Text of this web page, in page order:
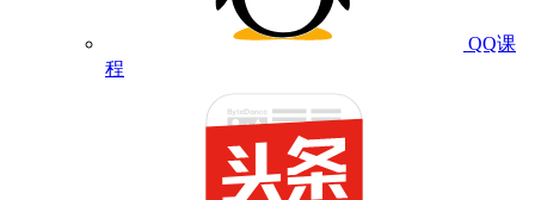
QQ课
程